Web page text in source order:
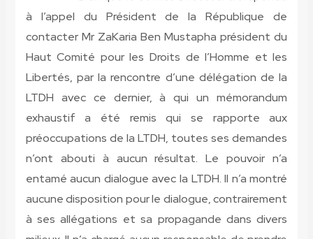
à l’appel du Président de la République de
contacter Mr ZaKaria Ben Mustapha président du
Haut Comité pour les Droits de l’Homme et les
Libertés, par la rencontre d’une délégation de la
LTDH avec ce dernier, à qui un mémorandum
exhaustif a été remis qui se rapporte aux
préoccupations de la LTDH, toutes ses demandes
n’ont abouti à aucun résultat. Le pouvoir n’a
entamé aucun dialogue avec la LTDH. Il n’a montré
aucune disposition pour le dialogue, contrairement
à ses allégations et sa propagande dans divers